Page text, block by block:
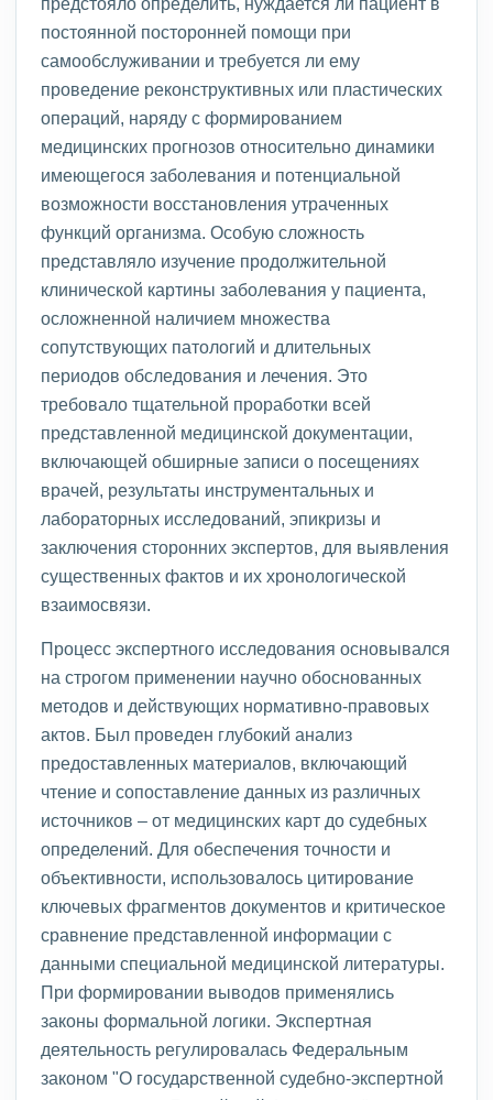
постоянной посторонней помощи при
самообслуживании и требуется ли ему
проведение реконструктивных или пластических
операций, наряду с формированием
медицинских прогнозов относительно динамики
имеющегося заболевания и потенциальной
возможности восстановления утраченных
функций организма. Особую сложность
представляло изучение продолжительной
клинической картины заболевания у пациента,
осложненной наличием множества
сопутствующих патологий и длительных
периодов обследования и лечения. Это
требовало тщательной проработки всей
представленной медицинской документации,
включающей обширные записи о посещениях
врачей, результаты инструментальных и
лабораторных исследований, эпикризы и
заключения сторонних экспертов, для выявления
существенных фактов и их хронологической
взаимосвязи.
Процесс экспертного исследования основывался
на строгом применении научно обоснованных
методов и действующих нормативно-правовых
актов. Был проведен глубокий анализ
предоставленных материалов, включающий
чтение и сопоставление данных из различных
источников – от медицинских карт до судебных
определений. Для обеспечения точности и
объективности, использовалось цитирование
ключевых фрагментов документов и критическое
сравнение представленной информации с
данными специальной медицинской литературы.
При формировании выводов применялись
законы формальной логики. Экспертная
деятельность регулировалась Федеральным
законом "О государственной судебно-экспертной